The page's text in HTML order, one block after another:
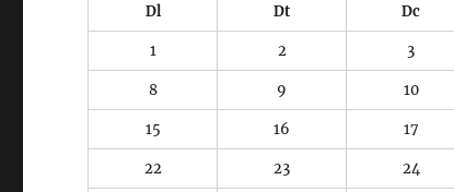
Dl Dt Dc
1 2 3
8 9 10
15 16 17
22 23 24